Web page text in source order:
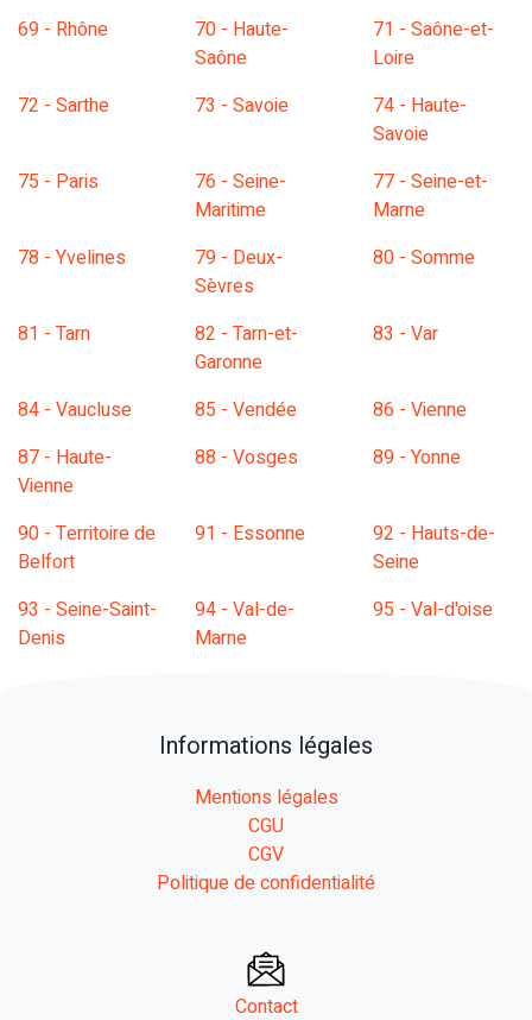
69 - Rhône
70 - Haute-
Saône
71 - Saône-et-
Loire
72 - Sarthe
73 - Savoie
74 - Haute-
Savoie
75 - Paris
76 - Seine-
Maritime
77 - Seine-et-
Marne
78 - Yvelines
79 - Deux-
Sèvres
80 - Somme
81 - Tarn
82 - Tarn-et-
Garonne
83 - Var
84 - Vaucluse 85 - Vendée
86 - Vienne
87 - Haute-
Vienne
88 - Vosges 89 - Yonne
90 - Territoire de
Belfort
91 - Essonne
92 - Hauts-de-
Seine
93 - Seine-Saint-
Denis
94 - Val-de-
Marne
95 - Val-d'oise
Informations légales
Mentions légales
CGU
CGV
Politique de confidentialité
Contact